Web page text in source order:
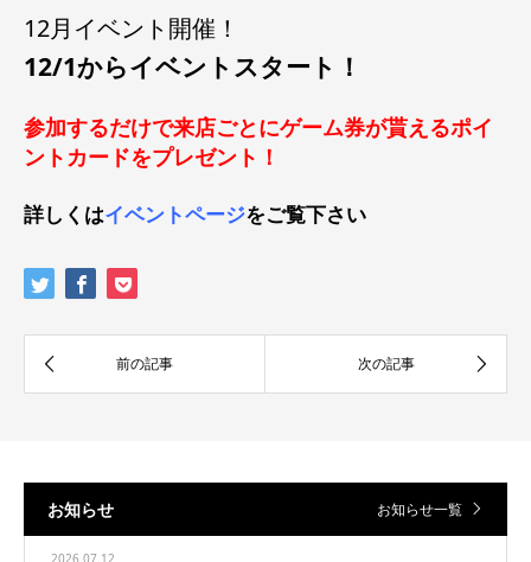
12月イベント開催！
12/1からイベントスタート！
参加するだけで来店ごとにゲーム券が貰えるポイ
ントカードをプレゼント！
詳しくはイベントページをご覧下さい
お知らせ お知らせ一覧